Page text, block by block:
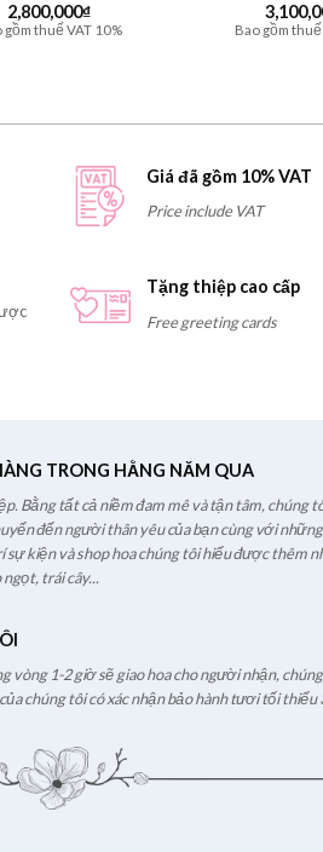
2,800,000₫
gồm thuế VAT 10% Bao gồm thuế
Giá đã gồm 10% VAT
Price include VAT
Tặng thiệp cao cấp
Free greeting cards
TRONG HẰNG NĂM QUA
Bằng tất cả niềm đam mê và tận tâm, chúng
đến người thân yêu của bạn cùng với
kiện và shop hoa chúng tôi hiểu được thêm
trái cây...
1-2 giờ sẽ giao hoa cho người nhận,
chúng tôi có xác nhận bảo hành tươi tối